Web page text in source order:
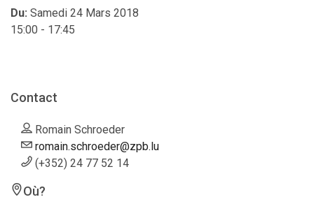
Du: Samedi 24 Mars 2018
15:00 - 17:45
Contact
Romain Schroeder
romain.schroeder@zpb.lu
(+352) 24 77 52 14
Où?